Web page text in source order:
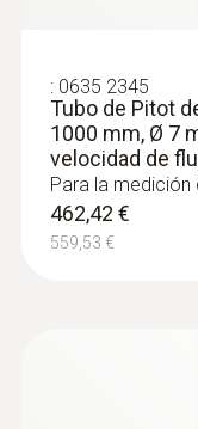
: 0635 2345
Tubo de Pitot
1000 mm, Ø 7
velocidad de
Para la
462,42 €
559,53 €